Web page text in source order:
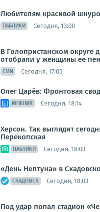
Любителям красивой
ПАБЛИКИ Сегодня, 13:00
В Голопристанском округе
отобрали у женщины ее
СМИ Сегодня, 17:05
Олег Царёв: Фронтовая
МНЕНИЯ Сегодня, 18:14
Херсон. Так выглядит
Перекопская
ПАБЛИКИ Сегодня, 18:03
«День Нептуна» в
СКАДОВСК Сегодня, 18:03
Под удар попал стадион